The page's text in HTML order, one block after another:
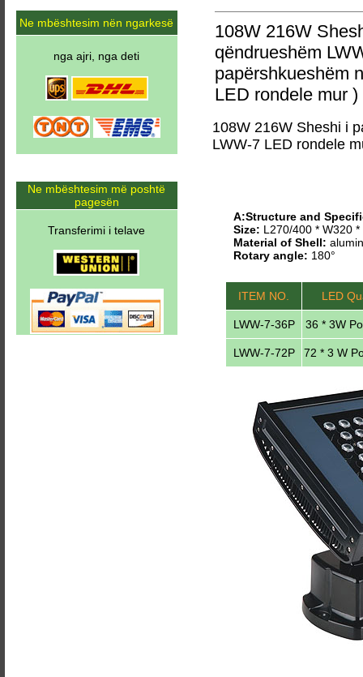
108W 216W
qëndrueshëm
papërshkueshëm
LED rondele mur )
108W 216W Sheshi i
LWW-7 LED rondele
A:Structure and
Size: L270/400 * W320
Material of Shell:
Rotary angle: 180°
ITEM NO. LED
LWW-7-36P 36 * 3W
LWW-7-72P 72 * 3 W
Ne mbështesim nën ngarkesë
nga ajri, nga deti
Ne mbështesim më poshtë
pagesën
Transferimi i telave